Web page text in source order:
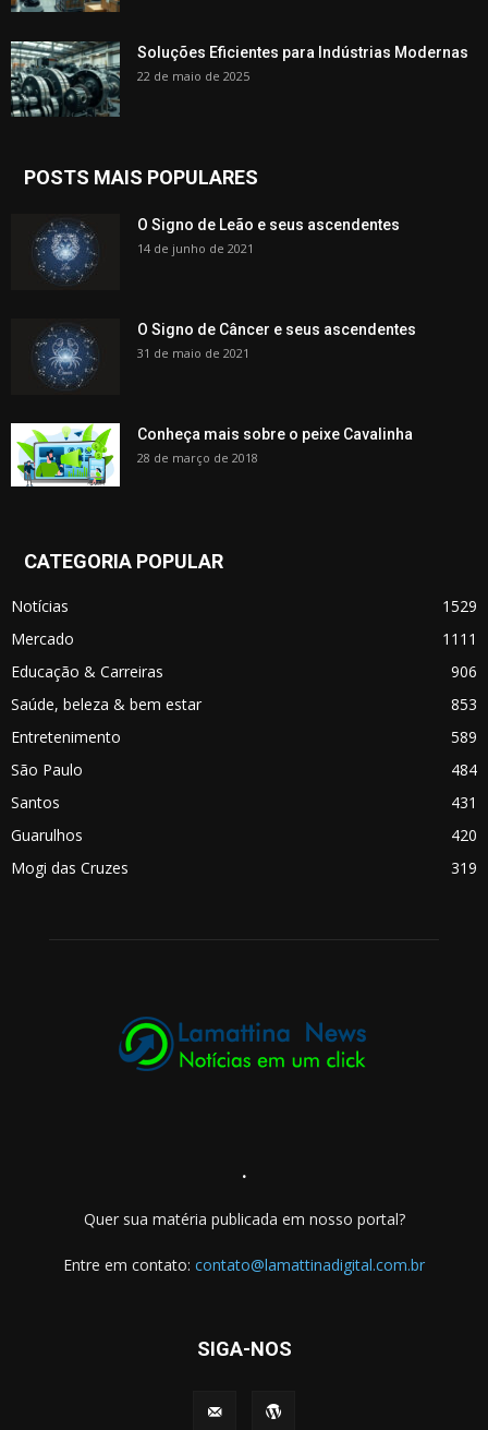
Soluções Eficientes para Indústrias Modernas
22 de maio de 2025
POSTS MAIS POPULARES
O Signo de Leão e seus ascendentes
14 de junho de 2021
O Signo de Câncer e seus ascendentes
31 de maio de 2021
Conheça mais sobre o peixe Cavalinha
28 de março de 2018
CATEGORIA POPULAR
Notícias
1529
Mercado
1111
Educação & Carreiras
906
Saúde, beleza & bem estar
853
Entretenimento
589
São Paulo
484
Santos
431
Guarulhos
420
Mogi das Cruzes
319
.
Quer sua matéria publicada em nosso portal?
Entre em contato: contato@lamattinadigital.com.br
SIGA-NOS